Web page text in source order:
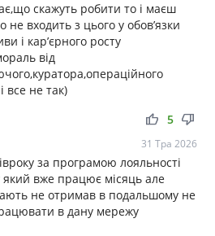
скажуть робити то і маєш
не входить з цього у обов’язки
і кар’єрного росту
від
все не так)
thumb_up thumb_down
5
31 Тра 2026
за програмою лояльності
який вже працює місяць але
не отримав в подальшому не
в дану мережу